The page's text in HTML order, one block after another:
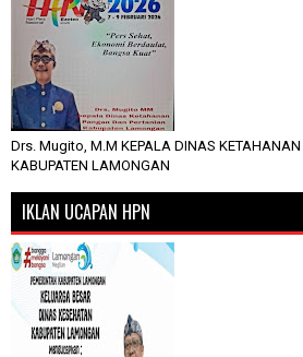
Drs. Mugito, M.M KEPALA DINAS KETAHANAN
KABUPATEN LAMONGAN
IKLAN UCAPAN HPN